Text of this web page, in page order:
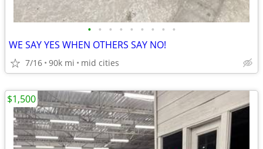
• • • • • • • • •
WE SAY YES WHEN OTHERS SAY NO!
7/16 90k mi mid cities
$1,500